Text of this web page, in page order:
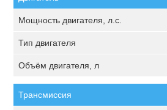
Мощность двигателя, л.с.
Тип двигателя
Объём двигателя, л
Трансмиссия